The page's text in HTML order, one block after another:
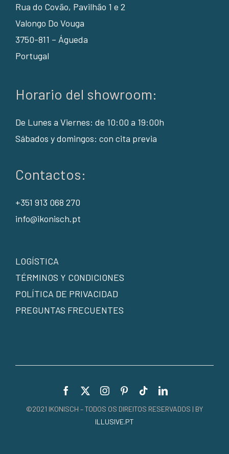
Rua do Covão, Pavilhão 1 e 2
Valongo Do Vouga
3750-811 – Águeda
Portugal
Horario del showroom:
De Lunes a Viernes: de 10:00 a 19:00h
Sábados y domingos: con cita previa
Contactos:
+351 913 068 270
info@ikonisch.pt
LOGÍSTICA
TÉRMINOS Y CONDICIONES
POLÍTICA DE PRIVACIDAD
PREGUNTAS FRECUENTES
©2021 IKONISCH – TODOS OS DIREITOS RESERVADOS | BY
ILLUSIVE.PT